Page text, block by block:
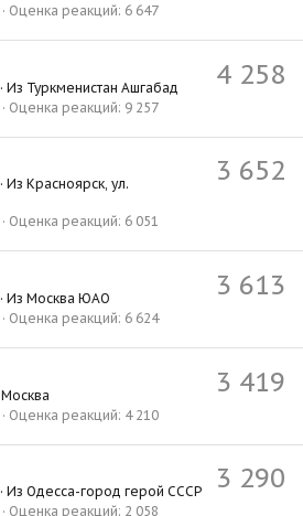
Оценка реакций 6 647
4 258
· Из Туркменистан Ашгабад
Оценка реакций 9 257
3 652
· Из Красноярск, ул.
Оценка реакций 6 051
3 613
· Из Москва ЮАО
Оценка реакций 6 624
3 419
Москва
Оценка реакций 4 210
3 290
· Из Одесса-город герой СССР
Оценка реакций 2 058